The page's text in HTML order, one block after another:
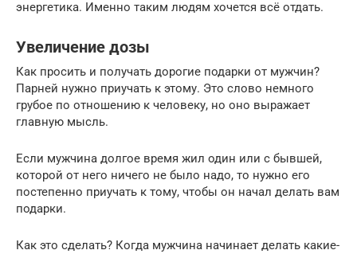
энергетика. Именно таким людям хочется всё отдать.
Увеличение дозы
Как просить и получать дорогие подарки от мужчин?
Парней нужно приучать к этому. Это слово немного
грубое по отношению к человеку, но оно выражает
главную мысль.
Если мужчина долгое время жил один или с бывшей,
которой от него ничего не было надо, то нужно его
постепенно приучать к тому, чтобы он начал делать вам
подарки.
Как это сделать? Когда мужчина начинает делать какие-